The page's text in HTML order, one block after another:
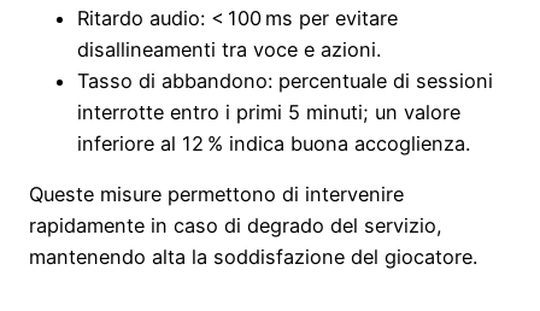
Ritardo audio: < 100 ms per evitare
disallineamenti tra voce e azioni.
Tasso di abbandono: percentuale di sessioni
interrotte entro i primi 5 minuti; un valore
inferiore al 12 % indica buona accoglienza.
Queste misure permettono di intervenire
rapidamente in caso di degrado del servizio,
mantenendo alta la soddisfazione del giocatore.